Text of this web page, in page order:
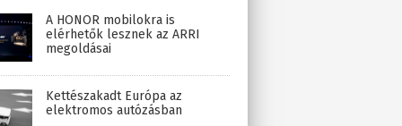
A HONOR mobilokra is
elérhetők lesznek az ARRI
megoldásai
Kettészakadt Európa az
elektromos autózásban